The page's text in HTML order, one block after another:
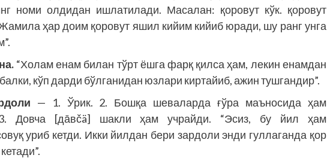
номи олдидан ишлатилади. Масалан: қоровут кўк. қоровут
ҳар доим қоровут яшил кийим кийиб юради, шу ранг унга
“Холам енам билан тўрт ёшга фарқ қилса ҳам, лекин енамдан
кўп дарди бўлганидан юзлари киртайиб, ажин тушгандир”.
— 1. Ўрик. 2. Бошқа шеваларда ғўра маъносида ҳам
3. Довча [дāвčä] шакли ҳам учрайди. “Эсиз, бу йил ҳам
уриб кетди. Икки йилдан бери зардоли энди гуллаганда қор